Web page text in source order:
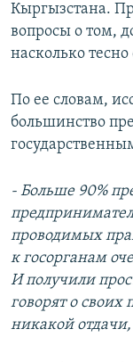
Кыргызстана.
вопросы о том,
насколько
По ее словам,
большинство
- Больше 90%
проводимых
к госорганам
И получили
говорят о
никакой отдачи,